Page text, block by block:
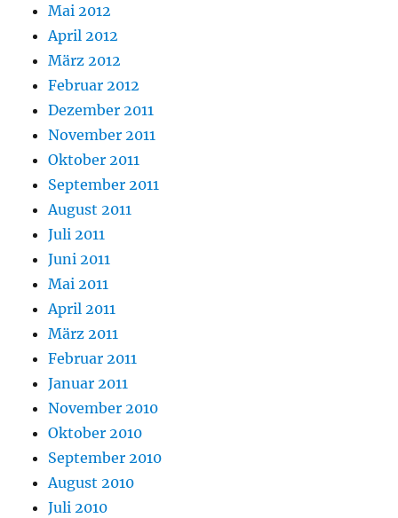
Mai 2012
April 2012
März 2012
Februar 2012
Dezember 2011
November 2011
Oktober 2011
September 2011
August 2011
Juli 2011
Juni 2011
Mai 2011
April 2011
März 2011
Februar 2011
Januar 2011
November 2010
Oktober 2010
September 2010
August 2010
Juli 2010